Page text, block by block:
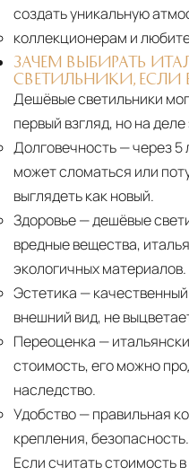
создать уникальную
коллекционерам и
ЗАЧЕМ ВЫБИРАТЬ
СВЕТИЛЬНИКИ, ЕСЛИ
Дешёвые светильники
первый взгляд, но на
Долговечность— через 5
может сломаться или
выглядеть как новый.
Здоровье— дешёвые
вредные вещества,
экологичных материалов.
Эстетика —
внешний вид, не
Переоценка —
стоимость, его можно
наследство.
Удобство— правильная
крепления, безопасность.
Если считать стоимость